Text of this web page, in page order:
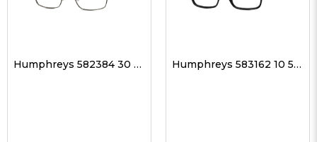
Humphreys 582384 30 53-17 Unisex Optik Gözlükler Humphreys 583162 10 55-15 Unisex Optik Gözlükler